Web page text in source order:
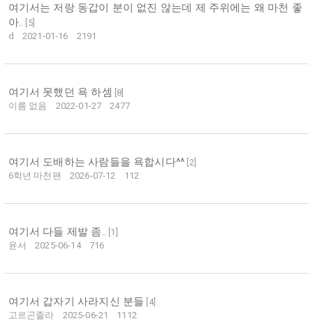
여기서는 저랑 동갑이 분이 없진 않는데 제 주위에는 왜 마천 좋
아.. 5]
d
2021-01-16 2191
여기서 못했던 욕 하셈 8
이름 없음
2022-01-27 2477
여기서 도배하는 사람들을 욕합시다^^ 2]
6학년 마천팬
2026-07-12 112
여기서 다들 제발 좀.. 1
윤서
2025-06-14 716
여기서 갑자기 사라지신 분들 4]
고르곤졸라
2025-06-21 1112